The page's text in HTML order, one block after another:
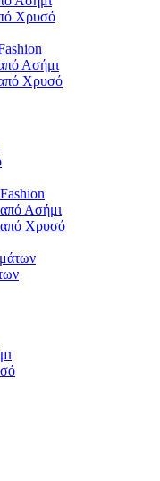
Χρυσό
Ασήμι
Χρυσό
Fashion
από Ασήμι
από Χρυσό